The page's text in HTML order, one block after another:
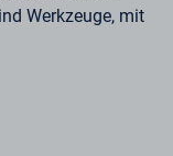
Werkzeuge, mit